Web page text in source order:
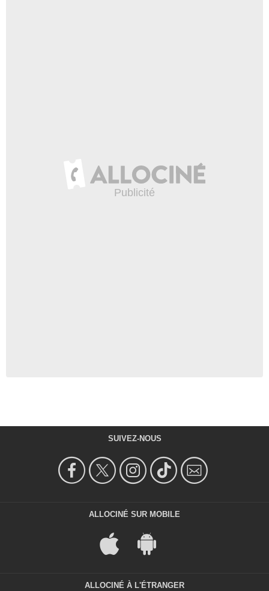
SUIVEZ-NOUS
ALLOCINÉ SUR MOBILE
ALLOCINÉ À L'ÉTRANGER